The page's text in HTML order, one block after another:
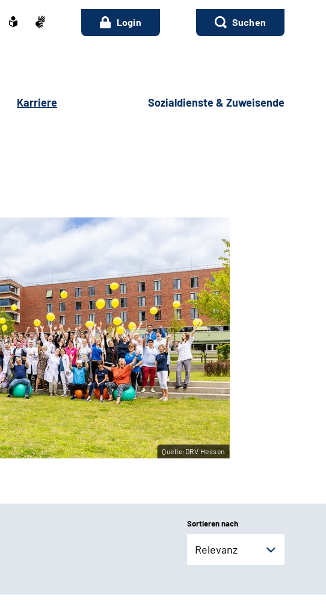
Login Suchen
Karriere Sozialdienste & Zuweisende
Quelle:DRV Hessen
Sortieren nach
Relevanz